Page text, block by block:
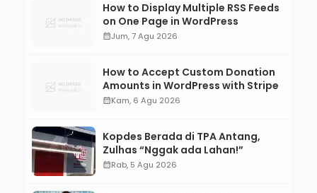
How to Display Multiple RSS Feeds
on One Page in WordPress
calendar_monthJum, 7 Agu 2026
How to Accept Custom Donation
Amounts in WordPress with Stripe
calendar_monthKam, 6 Agu 2026
Kopdes Berada di TPA Antang,
Zulhas “Nggak ada Lahan!”
calendar_monthRab, 5 Agu 2026